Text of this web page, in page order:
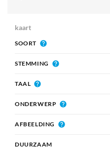
kaart
SOORT
STEMMING
TAAL
ONDERWERP
AFBEELDING
DUURZAAM